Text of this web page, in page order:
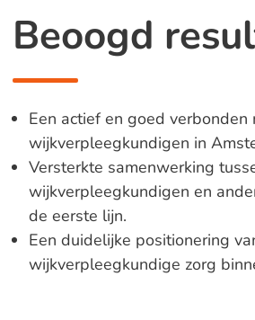
Beoogd
Een actief en goed verbonden
wijkverpleegkundigen in
Versterkte samenwerking
wijkverpleegkundigen en
de eerste lijn.
Een duidelijke positionering
wijkverpleegkundige zorg